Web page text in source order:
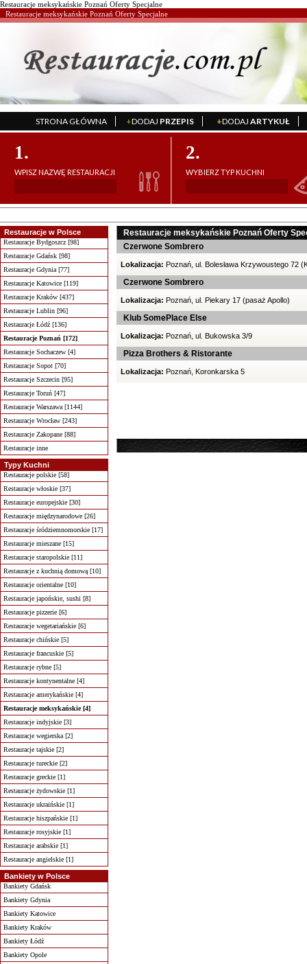
Restauracje meksykańskie Poznań Oferty Specjalne
Restauracje meksykańskie Poznań Oferty Specjalne
STRONA GŁÓWNA +DODAJ PRZEPIS +DODAJ ARTYKUŁ
1.
WPISZ NAZWĘ RESTAURACJI
2.
WYBIERZ TYP KUCHNI
Restauracje w Polsce
Restauracje Bydgoszcz [98]
Restauracje Gdańsk [98]
Restauracje Gdynia [77]
Restauracje Katowice [119]
Restauracje Kraków [437]
Restauracje Lublin [96]
Restauracje Łódź [136]
Restauracje Poznań [172]
Restauracje Sochaczew [4]
Restauracje Sopot [70]
Restauracje Szczecin [95]
Restauracje Toruń [47]
Restauracje Warszawa [1144]
Restauracje Wrocław [243]
Restauracje Zakopane [88]
Restauracje inne
Typy Kuchni
Restauracje polskie [58]
Restauracje włoskie [37]
Restauracje europejskie [30]
Restauracje międzynarodowe [26]
Restauracje śródziemnomorskie [17]
Restauracje mieszane [15]
Restauracje staropolskie [11]
Restauracje z kuchnią domową [10]
Restauracje orientalne [10]
Restauracje japońskie, sushi [8]
Restauracje pizzerie [6]
Restauracje wegetariańskie [6]
Restauracje chińskie [5]
Restauracje francuskie [5]
Restauracje rybne [5]
Restauracje kontynentalne [4]
Restauracje amerykańskie [4]
Restauracje meksykańskie [4]
Restauracje indyjskie [3]
Restauracje wegierska [2]
Restauracje tajskie [2]
Restauracje tureckie [2]
Restauracje greckie [1]
Restauracje żydowskie [1]
Restauracje ukraińskie [1]
Restauracje hiszpańskie [1]
Restauracje rosyjskie [1]
Restauracje arabskie [1]
Restauracje angielskie [1]
Bankiety w Polsce
Bankiety Gdańsk
Bankiety Gdynia
Bankiety Katowice
Bankiety Kraków
Bankiety Łódź
Bankiety Opole
Restauracje meksykańskie Poznań Oferty
Czerwone Sombrero
Lokalizacja: Poznań, ul. Bolesława Krzywoustego 72
Czerwone Sombrero
Lokalizacja: Poznań, ul. Piekary 17 (pasaż Apollo)
Klub SomePlace Else
Lokalizacja: Poznań, ul. Bukowska 3/9
Pizza Brothers & Ristorante
Lokalizacja: Poznań, Koronkarska 5